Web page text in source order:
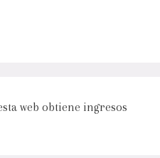
web obtiene ingresos